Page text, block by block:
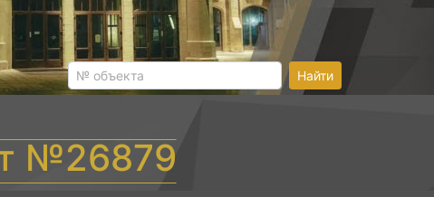
Найти
№26879